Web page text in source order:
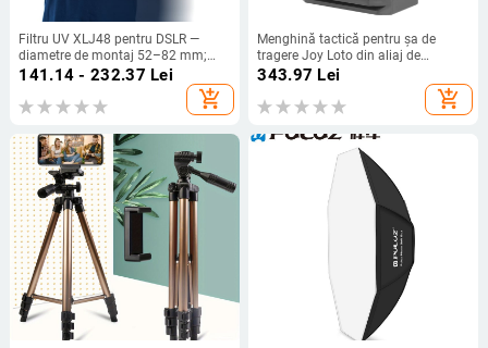
Filtru UV XLJ48 pentru DSLR —
diametre de montaj 52–82 mm;
include cutie pentru filtru, cârpă
microfibră, husă pentru filtru;
procesare OEM
141.14 - 232.37 Lei
add_shopping_cart
Menghină tactică pentru șa de
tragere Joy Loto din aliaj de
aluminiu, adaptor pentru exterior,
343.97 Lei
add_shopping_cart